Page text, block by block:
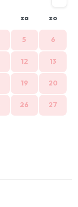
za zo
5 6
12 13
19 20
26 27